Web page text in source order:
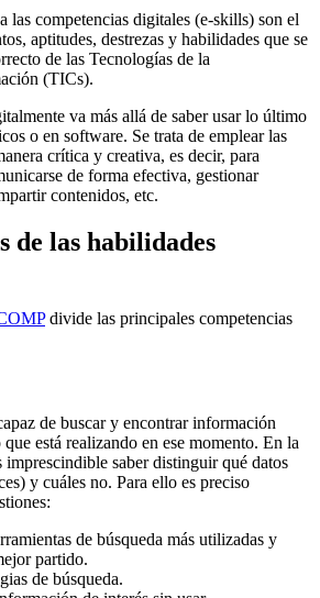
las competencias digitales (e-skills) son el
aptitudes, destrezas y habilidades que se
de las Tecnologías de la
(TICs).
va más allá de saber usar lo último
o en software. Se trata de emplear las
crítica y creativa, es decir, para
de forma efectiva, gestionar
contenidos, etc.
de las habilidades
divide las principales competencias
de buscar y encontrar información
está realizando en ese momento. En la
imprescindible saber distinguir qué datos
y cuáles no. Para ello es preciso
de búsqueda más utilizadas y
partido.
de búsqueda.